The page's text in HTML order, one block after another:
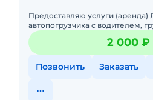
Предоставляю услуги (аренда)
автопогрузчика с водителем,
тонн, высота подъёма вил от
приспосо
2 000 ₽
Позвонить Заказать